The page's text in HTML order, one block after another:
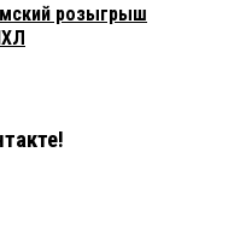
розыгрыш